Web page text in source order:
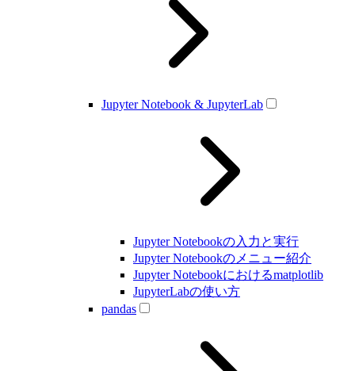
Jupyter Notebook & JupyterLab
Jupyter Notebookの入力と実行
Jupyter Notebookのメニュー紹介
Jupyter Notebookにおけるmatplotlib
JupyterLabの使い方
pandas